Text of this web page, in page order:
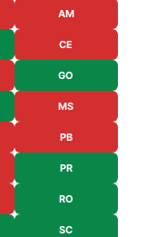
AM
CE
GO
MS
PB
PR
RO
SC